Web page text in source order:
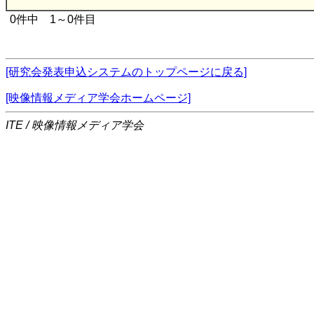
0件中 1～0件目
[研究会発表申込システムのトップページに戻る]
[映像情報メディア学会ホームページ]
ITE / 映像情報メディア学会